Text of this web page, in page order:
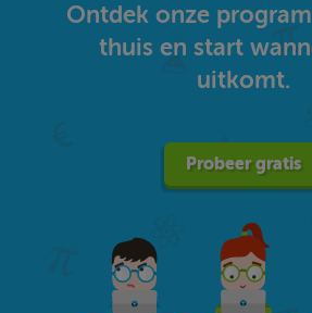
Ontdek onze
thuis en start
uitkomt.
Probeer gratis